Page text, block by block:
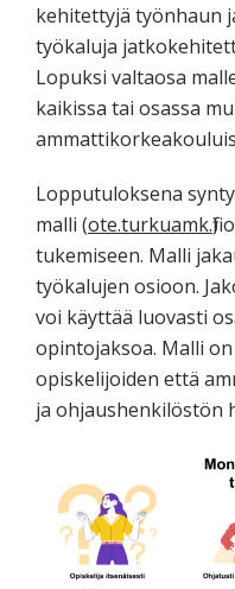
kehitettyjä työnhaun
työkaluja
Lopuksi valtaosa
kaikissa tai osassa
Lopputuloksena
malli (ote.turkuamk.fi)
tukemiseen. Malli
työkalujen osioon.
voi käyttää luovasti
opintojaksoa. Malli
opiskelijoiden että
ja ohjaushenkilöstön